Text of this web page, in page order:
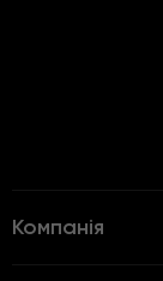
Компанія